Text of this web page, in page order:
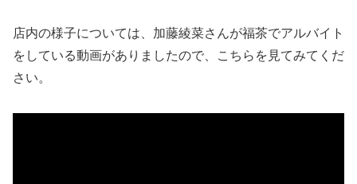
店内の様子については、加藤綾菜さんが福茶でアルバイト
をしている動画がありましたので、こちらを見てみてくだ
さい。